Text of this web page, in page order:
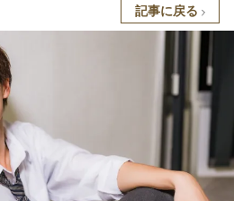
記事に戻る